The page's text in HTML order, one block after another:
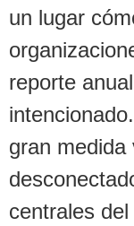
un lugar
reporte
gran medida
centrales